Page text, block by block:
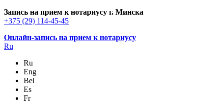
Запись на прием к нотариусу г. Минска
+375 (29) 114-45-45
Онлайн-запись на прием к нотариусу
Ru
Ru
Eng
Bel
Es
Fr